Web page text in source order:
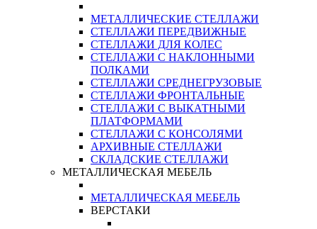
МЕТАЛЛИЧЕСКИЕ СТЕЛЛАЖИ
СТЕЛЛАЖИ ПЕРЕДВИЖНЫЕ
СТЕЛЛАЖИ ДЛЯ КОЛЕС
СТЕЛЛАЖИ С НАКЛОННЫМИ
ПОЛКАМИ
СТЕЛЛАЖИ СРЕДНЕГРУЗОВЫЕ
СТЕЛЛАЖИ ФРОНТАЛЬНЫЕ
СТЕЛЛАЖИ С ВЫКАТНЫМИ
ПЛАТФОРМАМИ
СТЕЛЛАЖИ С КОНСОЛЯМИ
АРХИВНЫЕ СТЕЛЛАЖИ
СКЛАДСКИЕ СТЕЛЛАЖИ
МЕТАЛЛИЧЕСКАЯ МЕБЕЛЬ
МЕТАЛЛИЧЕСКАЯ МЕБЕЛЬ
ВЕРСТАКИ